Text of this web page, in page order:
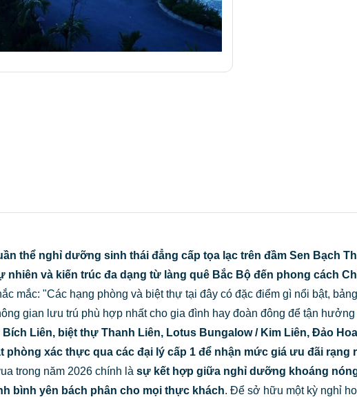
thể nghỉ dưỡng sinh thái đẳng cấp tọa lạc trên đầm Sen Bạch
và kiến trúc đa dạng từ làng quê Bắc Bộ đến phong cách
mắc: "Các hạng phòng và biệt thự tại đây có đặc điểm gì nổi bật,
gian lưu trú phù hợp nhất cho gia đình hay đoàn đông để tận
Liên, biệt thự Thanh Liên, Lotus Bungalow / Kim Liên, Đảo
xác thực qua các đại lý cấp 1 để nhận mức giá ưu đãi rạng
trong năm 2026 chính là sự kết hợp giữa nghỉ dưỡng khoáng
bình yên bách phân cho mọi thực khách. Để sở hữu một kỳ nghỉ